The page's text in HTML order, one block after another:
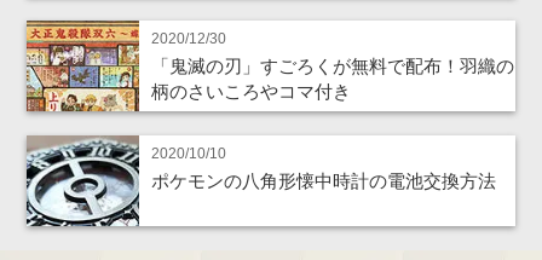
2020/12/30
「鬼滅の刃」すごろくが無料で配布！羽織の
柄のさいころやコマ付き
2020/10/10
ポケモンの八角形懐中時計の電池交換方法